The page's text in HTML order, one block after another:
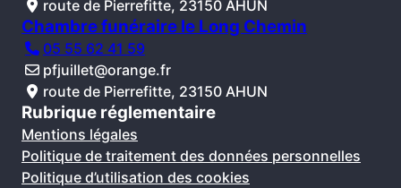
route de Pierrefitte, 23150 AHUN
Chambre funéraire le Long Chemin
05 55 62 41 59
pfjuillet@orange.fr
route de Pierrefitte, 23150 AHUN
Rubrique réglementaire
Mentions légales
Politique de traitement des données personnelles
Politique d’utilisation des cookies